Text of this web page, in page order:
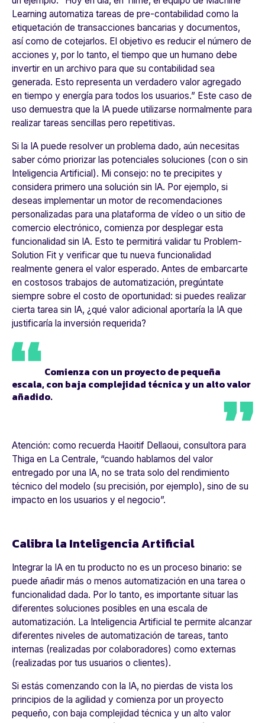
Learning automatiza tareas de pre-contabilidad como la
etiquetación de transacciones bancarias y documentos,
así como de cotejarlos. El objetivo es reducir el número de
acciones y, por lo tanto, el tiempo que un humano debe
invertir en un archivo para que su contabilidad sea
generada. Esto representa un verdadero valor agregado
en tiempo y energía para todos los usuarios.” Este caso de
uso demuestra que la IA puede utilizarse normalmente para
realizar tareas sencillas pero repetitivas.
Si la IA puede resolver un problema dado, aún necesitas
saber cómo priorizar las potenciales soluciones (con o sin
Inteligencia Artificial). Mi consejo: no te precipites y
considera primero una solución sin IA. Por ejemplo, si
deseas implementar un motor de recomendaciones
personalizadas para una plataforma de vídeo o un sitio de
comercio electrónico, comienza por desplegar esta
funcionalidad sin IA. Esto te permitirá validar tu Problem-
Solution Fit y verificar que tu nueva funcionalidad
realmente genera el valor esperado. Antes de embarcarte
en costosos trabajos de automatización, pregúntate
siempre sobre el costo de oportunidad: si puedes realizar
cierta tarea sin IA, ¿qué valor adicional aportaría la IA que
justificaría la inversión requerida?
Comienza con un proyecto de pequeña
escala, con baja complejidad técnica y un alto valor
añadido.
Atención: como recuerda Haoitif Dellaoui, consultora para
Thiga en La Centrale, “cuando hablamos del valor
entregado por una IA, no se trata solo del rendimiento
técnico del modelo (su precisión, por ejemplo), sino de su
impacto en los usuarios y el negocio”.
Calibra la Inteligencia Artificial
Integrar la IA en tu producto no es un proceso binario: se
puede añadir más o menos automatización en una tarea o
funcionalidad dada. Por lo tanto, es importante situar las
diferentes soluciones posibles en una escala de
automatización. La Inteligencia Artificial te permite alcanzar
diferentes niveles de automatización de tareas, tanto
internas (realizadas por colaboradores) como externas
(realizadas por tus usuarios o clientes).
Si estás comenzando con la IA, no pierdas de vista los
principios de la agilidad y comienza por un proyecto
pequeño, con baja complejidad técnica y un alto valor